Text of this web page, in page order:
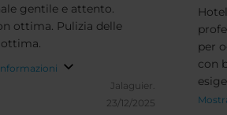
gentile e attento.
ottima. Pulizia delle
Jalaguier.
23/12/2025
per
con